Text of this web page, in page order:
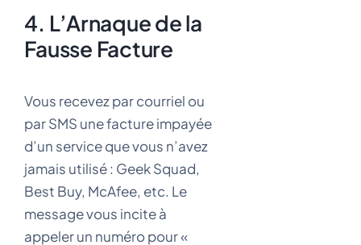
4. L’Arnaque de la
Fausse Facture
Vous recevez par courriel ou
par SMS une facture impayée
d’un service que vous n’avez
jamais utilisé : Geek Squad,
Best Buy, McAfee, etc. Le
message vous incite à
appeler un numéro pour «